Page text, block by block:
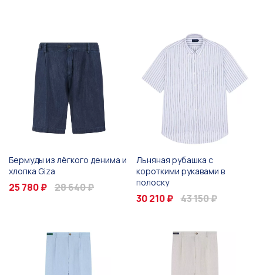
Бермуды из лёгкого денима и
хлопка Giza
25 780 ₽ 28 640 ₽
Льняная рубашка с
короткими рукавами в
полоску
30 210 ₽ 43 150 ₽